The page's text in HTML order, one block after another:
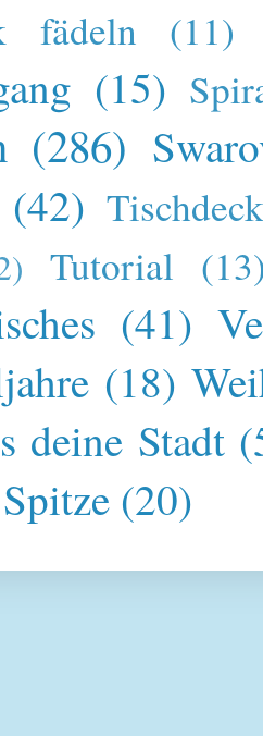
fädeln (11)
(15)
(286)
(42)
Tutorial
(41)
(18)
deine Stadt
(20)